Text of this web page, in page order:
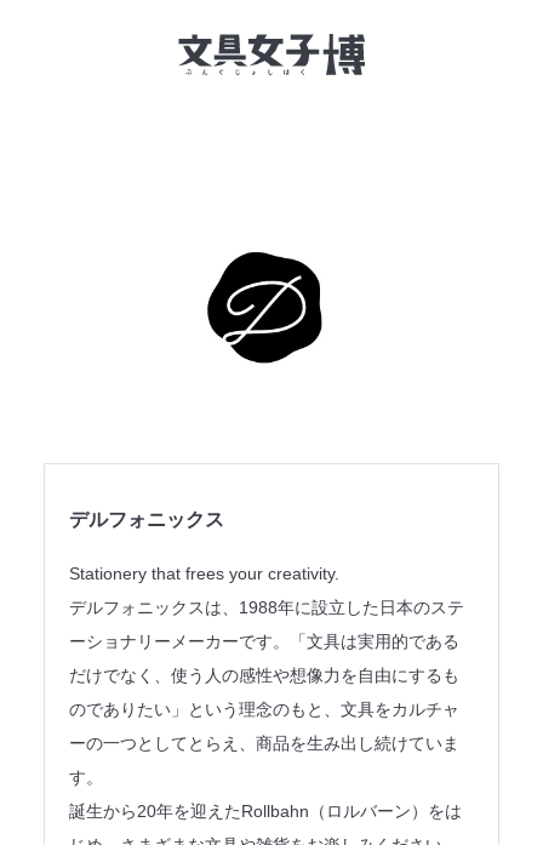
NEWS
文具女子アワード
レポート
SHARE ME!
デルフォニックス
Stationery that frees your creativity.
デルフォニックスは、1988年に設立した日本のステ
ーショナリーメーカーです。「文具は実用的である
だけでなく、使う人の感性や想像力を自由にするも
のでありたい」という理念のもと、文具をカルチャ
ーの一つとしてとらえ、商品を生み出し続けていま
す。
誕生から20年を迎えたRollbahn（ロルバーン）をは